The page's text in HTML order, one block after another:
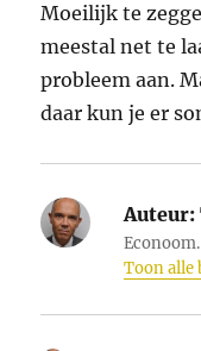
Moeilijk te
meestal net te
probleem aan.
daar kun je er
Auteur:
Toon alle